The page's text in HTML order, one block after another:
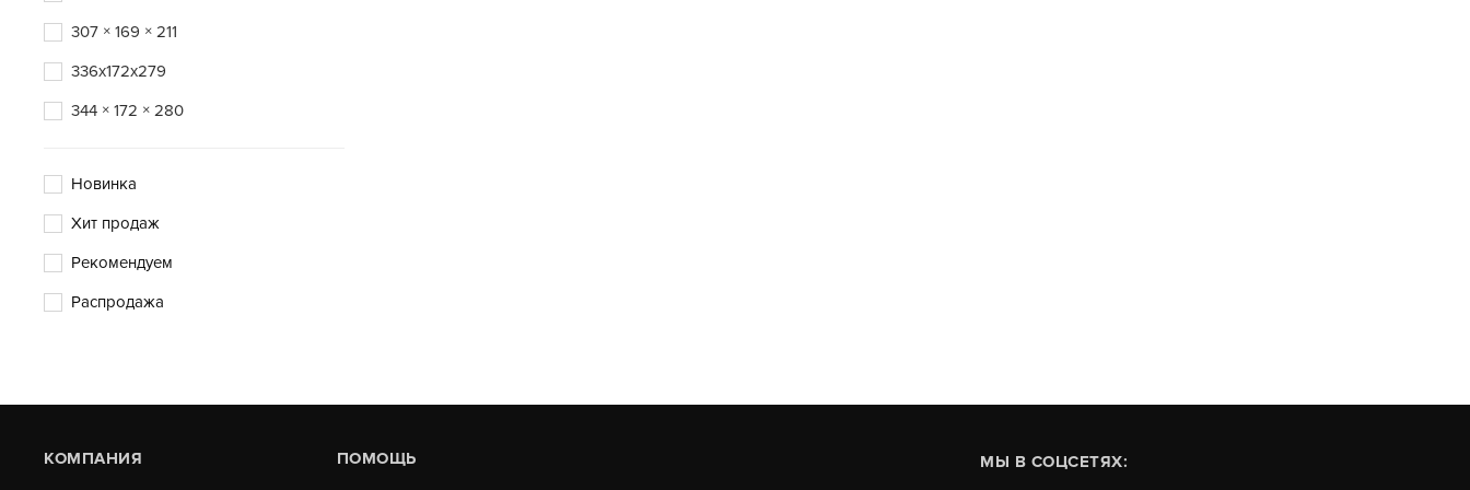
307 × 169 × 211
336x172x279
344 × 172 × 280
Новинка
Хит продаж
Рекомендуем
Распродажа
КОМПАНИЯ ПОМОЩЬ МЫ В СОЦСЕТЯХ: